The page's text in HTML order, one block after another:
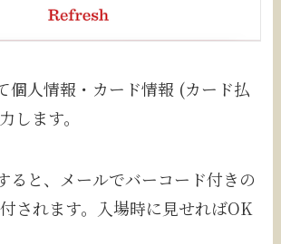
個人情報・カード情報 (カード払
します。
ると、メールでバーコード付きの
されます。入場時に見せればOK